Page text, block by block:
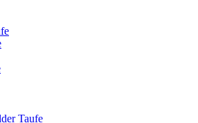
Taufe